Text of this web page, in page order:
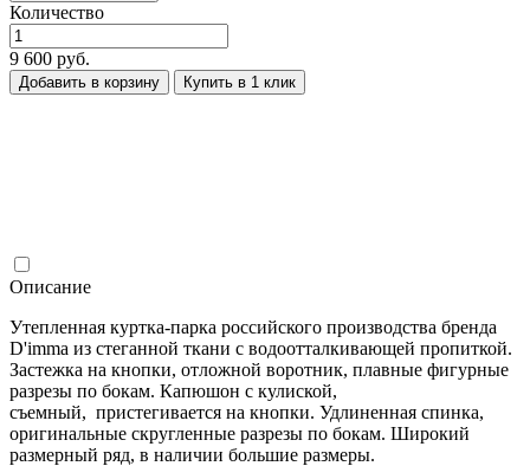
Количество
9 600 руб.
Добавить в корзину Купить в 1 клик
Описание
Утепленная куртка-парка российского производства бренда
D'imma из стеганной ткани с водоотталкивающей пропиткой.
Застежка на кнопки, отложной воротник, плавные фигурные
разрезы по бокам. Капюшон с кулиской,
съемный, пристегивается на кнопки. Удлиненная спинка,
оригинальные скругленные разрезы по бокам. Широкий
размерный ряд, в наличии большие размеры.